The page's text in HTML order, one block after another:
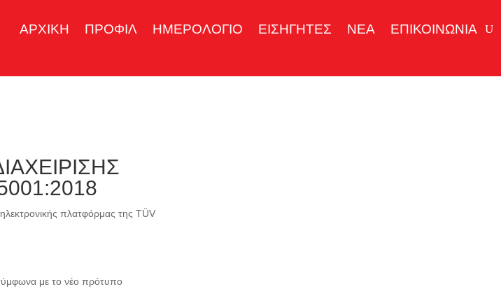
ΑΡΧΙΚΗ ΠΡΟΦΙΛ ΗΜΕΡΟΛΟΓΙΟ ΕΙΣΗΓΗΤΕΣ ΝΕΑ ΕΠΙΚΟΙΝΩΝΙΑ
πλατφόρμας της TÜV
με το νέο πρότυπο